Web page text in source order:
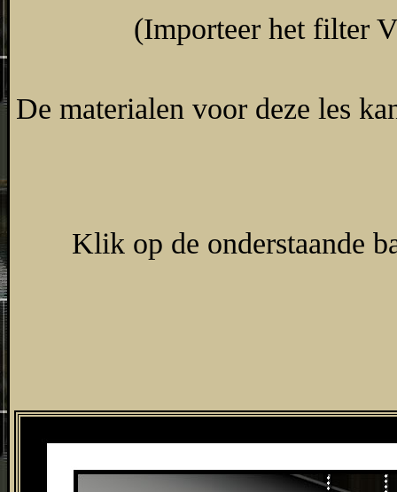
(Importeer het filter
De materialen voor deze les
Klik op de onderstaande